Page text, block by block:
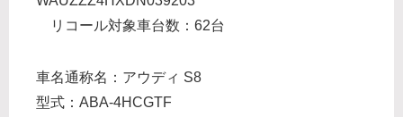
リコール対象車台数：62台
車名通称名：アウディ S8
型式：ABA-4HCGTF